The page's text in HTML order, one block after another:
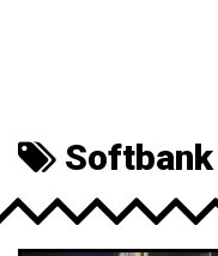
Softbank